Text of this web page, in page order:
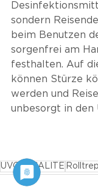
sondern
beim Benutzen
sorgenfrei am
festhalten. Auf
können Stürze
werden und
unbesorgt in den
UVC ESCALITE